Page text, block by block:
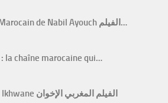
Zin Li Fik Le film Marocain de Nabil Ayouch الفيلم…
la chaîne marocaine qui…
Film marocain Al Ikhwane الفيلم المغربي الإخوان